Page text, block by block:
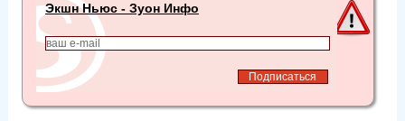
Экшн Ньюс - Зуон Инфо